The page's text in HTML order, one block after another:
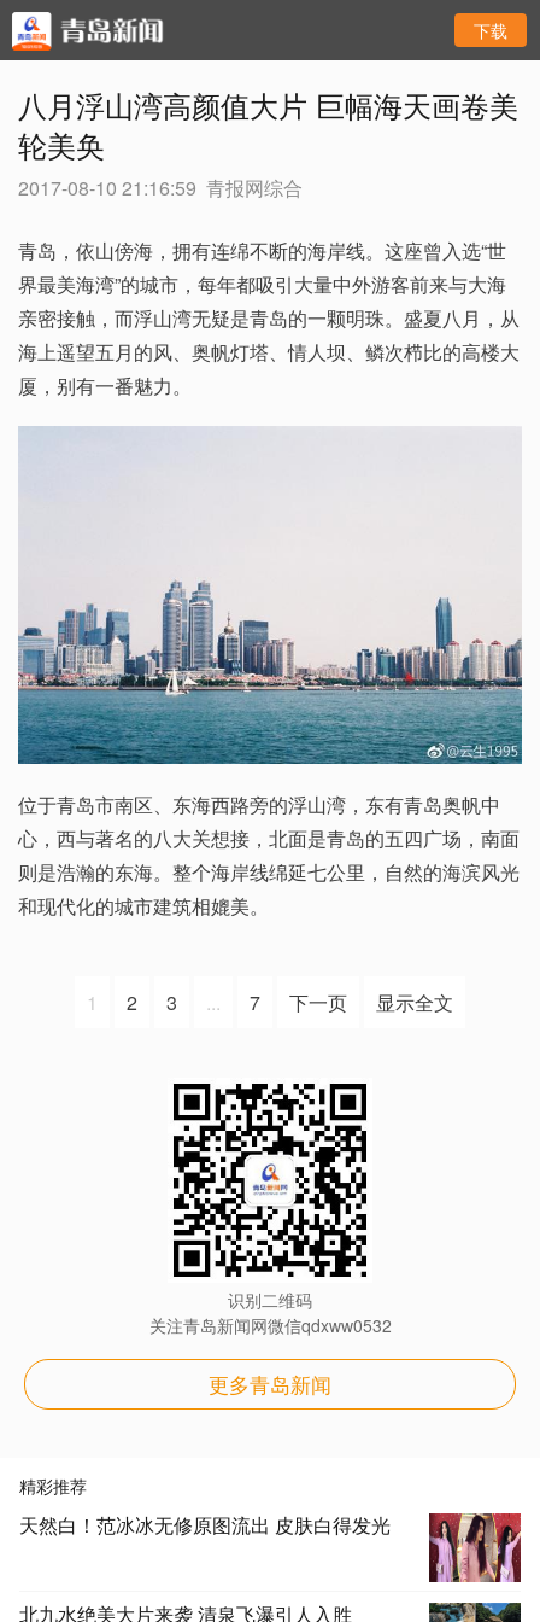
下载
八月浮山湾高颜值大片 巨幅海天画卷美
轮美奂
2017-08-10 21:16:59 青报网综合
青岛，依山傍海，拥有连绵不断的海岸线。这座曾入选“世
界最美海湾”的城市，每年都吸引大量中外游客前来与大海
亲密接触，而浮山湾无疑是青岛的一颗明珠。盛夏八月，从
海上遥望五月的风、奥帆灯塔、情人坝、鳞次栉比的高楼大
厦，别有一番魅力。
位于青岛市南区、东海西路旁的浮山湾，东有青岛奥帆中
心，西与著名的八大关想接，北面是青岛的五四广场，南面
则是浩瀚的东海。整个海岸线绵延七公里，自然的海滨风光
和现代化的城市建筑相媲美。
1 2 3 ... 7 下一页 显示全文
识别二维码
关注青岛新闻网微信qdxww0532
更多青岛新闻
精彩推荐
天然白！范冰冰无修原图流出 皮肤白得发光
北九水绝美大片来袭 清泉飞瀑引人入胜